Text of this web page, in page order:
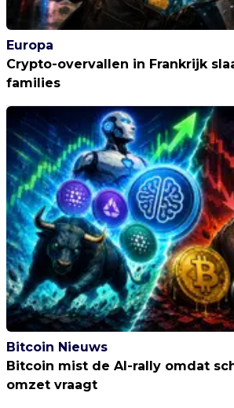
Europa
Crypto-overvallen in Frankrijk
families
Bitcoin Nieuws
Bitcoin mist de AI-rally omdat
omzet vraagt